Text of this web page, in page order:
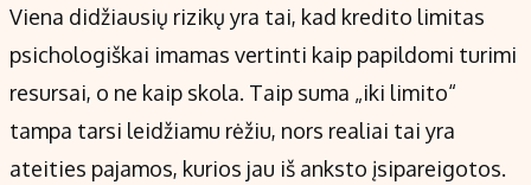
Viena didžiausių rizikų yra tai, kad kredito limitas
psichologiškai imamas vertinti kaip papildomi turimi
resursai, o ne kaip skola. Taip suma „iki limito“
tampa tarsi leidžiamu rėžiu, nors realiai tai yra
ateities pajamos, kurios jau iš anksto įsipareigotos.